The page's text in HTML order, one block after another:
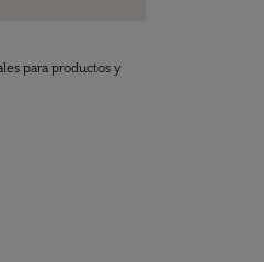
para productos y